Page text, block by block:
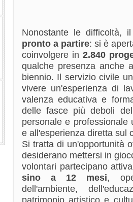
Nonostante le difficoltà,
pronto a partire: si è
coinvolgere in 2.840
qualche presenza anche
biennio. Il servizio civile
vivere un'esperienza di
valenza educativa e
delle fasce più deboli
personale e professionale
e all'esperienza diretta
Si tratta di un'opportunità
desiderano mettersi in
volontari partecipano
sino a 12 mesi,
dell'ambiente,
patrimonio artistico e